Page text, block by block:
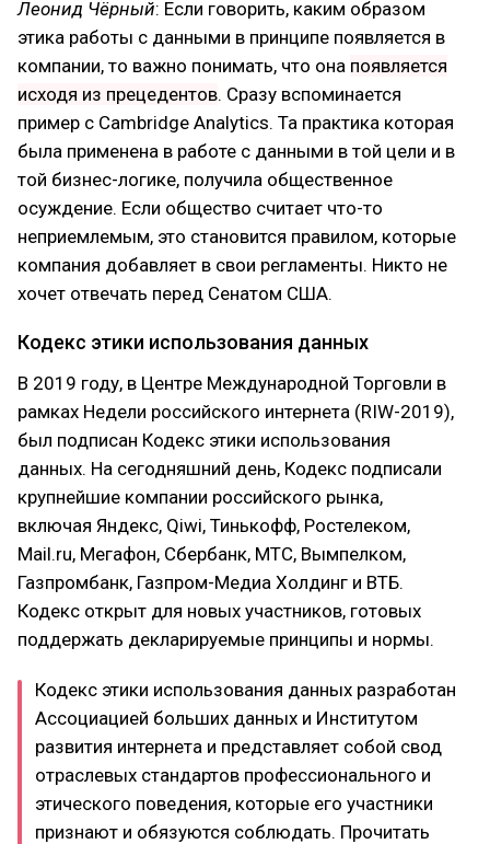
Леонид Чёрный: Если говорить, каким образом
этика работы с данными в принципе появляется в
компании, то важно понимать, что она появляется
исходя из прецедентов. Сразу вспоминается
пример с Cambridge Analytics. Та практика которая
была применена в работе с данными в той цели и в
той бизнес-логике, получила общественное
осуждение. Если общество считает что-то
неприемлемым, это становится правилом, которые
компания добавляет в свои регламенты. Никто не
хочет отвечать перед Сенатом США.
Кодекс этики использования данных
В 2019 году, в Центре Международной Торговли в
рамках Недели российского интернета (RIW-2019),
был подписан Кодекс этики использования
данных. На сегодняшний день, Кодекс подписали
крупнейшие компании российского рынка,
включая Яндекс, Qiwi, Тинькофф, Ростелеком,
Mail.ru, Мегафон, Сбербанк, МТС, Вымпелком,
Газпромбанк, Газпром-Медиа Холдинг и ВТБ.
Кодекс открыт для новых участников, готовых
поддержать декларируемые принципы и нормы.
Кодекс этики использования данных разработан
Ассоциацией больших данных и Институтом
развития интернета и представляет собой свод
отраслевых стандартов профессионального и
этического поведения, которые его участники
признают и обязуются соблюдать. Прочитать